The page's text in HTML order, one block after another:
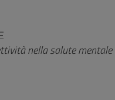
nella salute mentale